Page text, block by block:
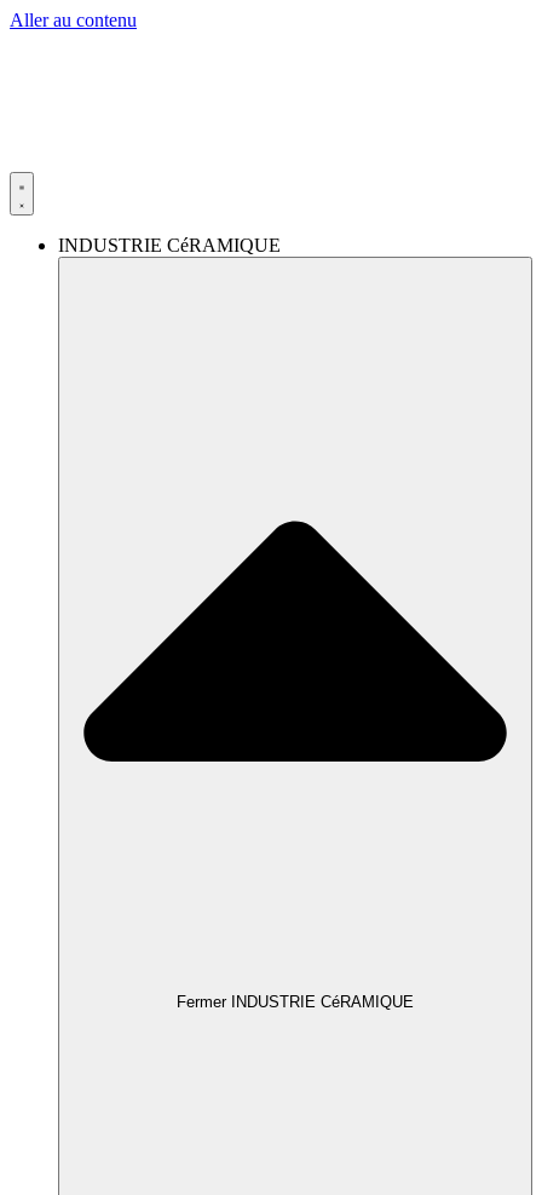
Aller au contenu
INDUSTRIE CéRAMIQUE
Fermer INDUSTRIE CéRAMIQUE